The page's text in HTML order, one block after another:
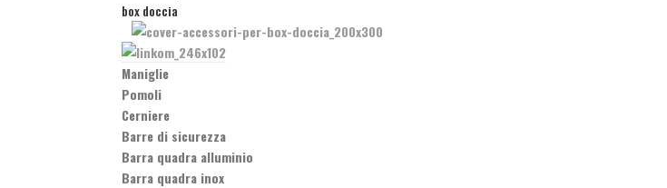
box doccia
Maniglie
Pomoli
Cerniere
Barre di sicurezza
Barra quadra alluminio
Barra quadra inox